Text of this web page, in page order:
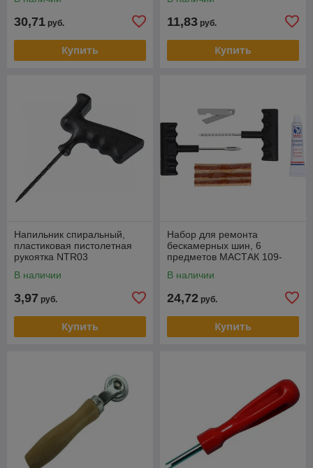
30,71 руб.
Купить
11,83 руб.
Купить
Напильник спиральный,
пластиковая пистолетная
рукоятка NTR03
В наличии
3,97 руб.
Купить
Набор для ремонта
бескамерных шин, 6
предметов МАСТАК 109-
В наличии
24,72 руб.
Купить